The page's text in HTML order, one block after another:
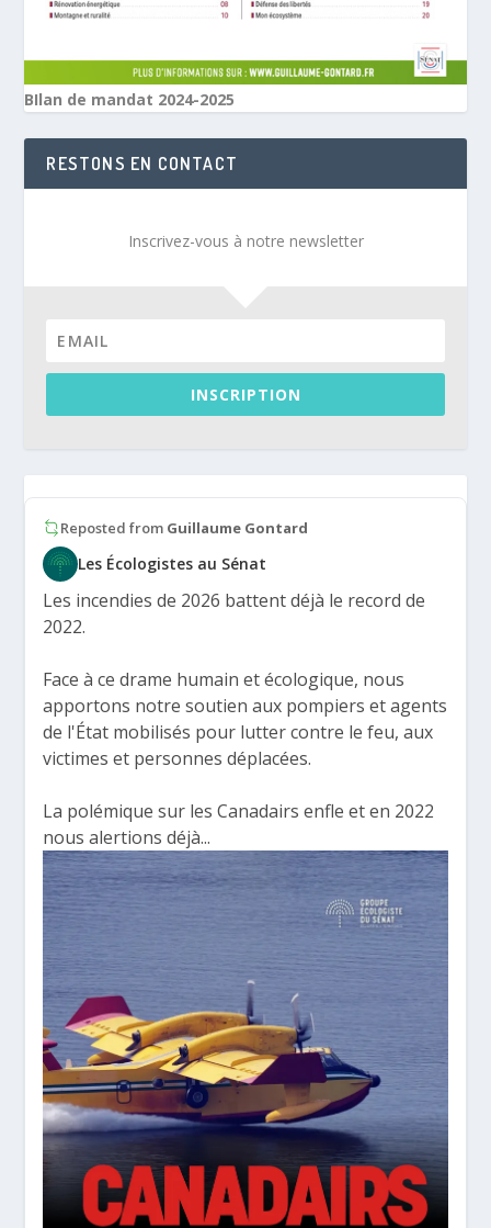
BIlan de mandat 2024-2025
RESTONS EN CONTACT
Inscrivez-vous à notre newsletter
INSCRIPTION
Reposted from Guillaume Gontard
Les Écologistes au Sénat
Les incendies de 2026 battent déjà le record de
2022.
Face à ce drame humain et écologique, nous
apportons notre soutien aux pompiers et agents
de l'État mobilisés pour lutter contre le feu, aux
victimes et personnes déplacées.
La polémique sur les Canadairs enfle et en 2022
nous alertions déjà...